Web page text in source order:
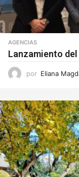
AGENCIAS
Lanzamiento
por Eliana